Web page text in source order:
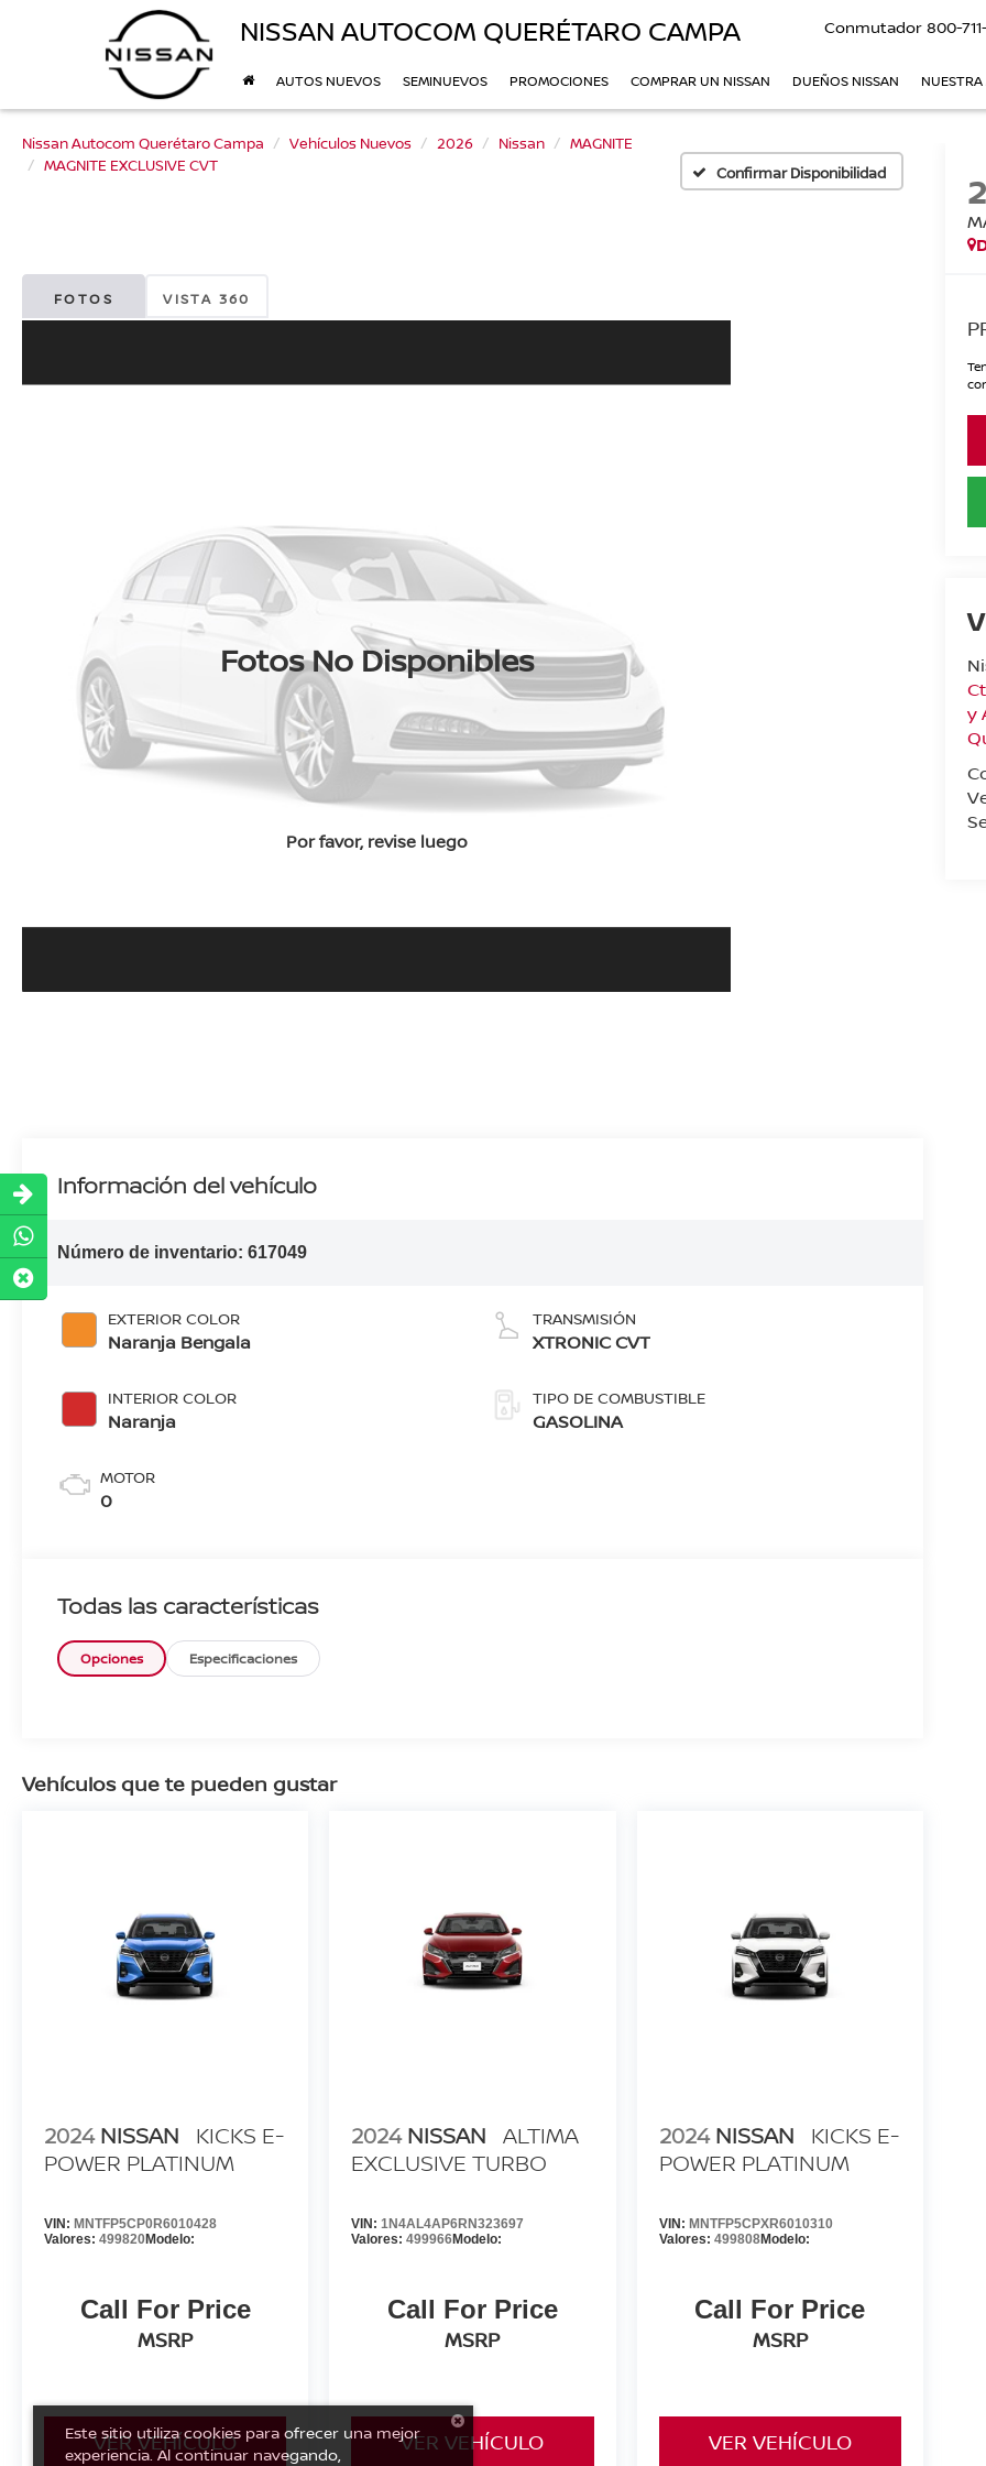
NISSAN AUTOCOM QUERÉTARO CAMPA Conmutador 800-
AUTOS NUEVOS SEMINUEVOS PROMOCIONES COMPRAR UN NISSAN DUEÑOS NISSAN
Nissan Autocom Querétaro Campa Vehículos Nuevos 2026 Nissan
MAGNITE
MAGNITE EXCLUSIVE CVT
Confirmar Disponibilidad
FOTOS VISTA 360
Fotos No Disponibles
Por favor, revise luego
y
Información del vehículo
Número de inventario:617049
EXTERIOR COLOR
Naranja Bengala
INTERIOR COLOR
Naranja
MOTOR
0
TRANSMISIÓN
XTRONIC CVT
TIPO DE COMBUSTIBLE
GASOLINA
Todas las características
Opciones Especificaciones
Vehículos que te pueden gustar
2024 NISSAN
KICKS E-
POWER PLATINUM
VIN: MNTFP5CP0R6010428
Valores: 499820Modelo:
Call For Price
MSRP
VER VEHÍCULO
2024 NISSAN
ALTIMA
EXCLUSIVE TURBO
VIN: 1N4AL4AP6RN323697
Valores:499966Modelo:
Call For Price
MSRP
VER VEHÍCULO
2024 NISSAN
KICKS E-
POWER PLATINUM
VIN: MNTFP5CPXR6010310
Valores: 499808Modelo:
Call For Price
MSRP
VER VEHÍCULO
Este sitio utiliza cookies para ofrecer una mejor
experiencia. Al continuar navegando,